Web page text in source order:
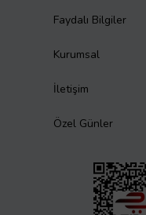
Faydalı Bilgiler
Kurumsal
İletişim
Özel Günler